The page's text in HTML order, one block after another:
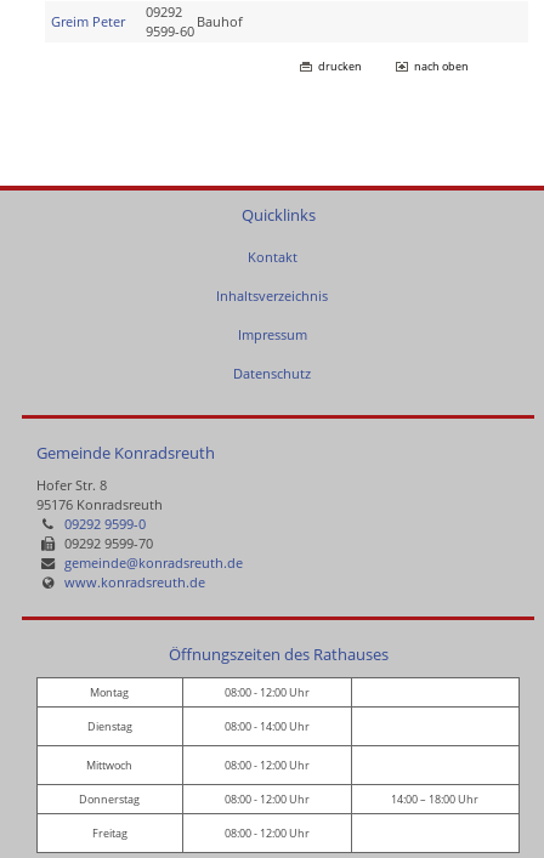
Greim Peter
09292
9599-60
Bauhof
drucken nach oben
Quicklinks
Kontakt
Inhaltsverzeichnis
Impressum
Datenschutz
Gemeinde Konradsreuth
Hofer Str. 8
95176 Konradsreuth
09292 9599-0
09292 9599-70
gemeinde@konradsreuth.de
www.konradsreuth.de
Öffnungszeiten des Rathauses
Montag 08:00 - 12:00 Uhr
Dienstag 08:00 - 14:00 Uhr
Mittwoch 08:00 - 12:00 Uhr
Donnerstag 08:00 - 12:00 Uhr 14:00 – 18:00 Uhr
Freitag 08:00 - 12:00 Uhr